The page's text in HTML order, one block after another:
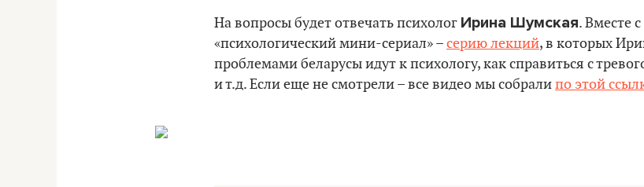
На вопросы будет отвечать психолог Ирина Шумская. Вместе
«психологический мини-сериал» –серию лекций, в которых
проблемами беларусы идут к психологу, как справиться с
и т.д. Если еще не смотрели – все видео мы собралипо этой